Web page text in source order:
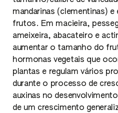
mandarinas (clementinas) e
frutos. Em macieira,
ameixeira, abacateiro e
aumentar o tamanho do
hormonas vegetais que
plantas e regulam vários
durante o processo de
auxinas no
de um crescimento